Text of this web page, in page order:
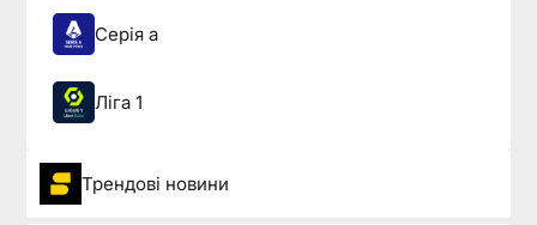
Серія а
Ліга 1
Трендові новини